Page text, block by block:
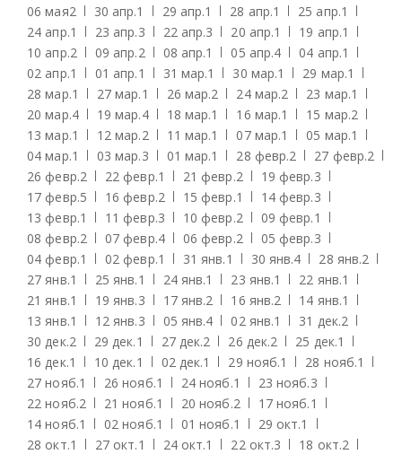
06 мая2 30 апр.1 29 апр.1 28 апр.1 25 апр.1
24 апр.1 23 апр.3 22 апр.3 20 апр.1 19 апр.1
10 апр.2 09 апр.2 08 апр.1 05 апр.4 04 апр.1
02 апр.1 01 апр.1 31 мар.1 30 мар.1 29 мар.1
28 мар.1 27 мар.1 26 мар.2 24 мар.2 23 мар.1
20 мар.4 19 мар.4 18 мар.1 16 мар.1 15 мар.2
13 мар.1 12 мар.2 11 мар.1 07 мар.1 05 мар.1
04 мар.1 03 мар.3 01 мар.1 28 февр.2 27 февр.2
26 февр.2 22 февр.1 21 февр.2 19 февр.3
17 февр.5 16 февр.2 15 февр.1 14 февр.3
13 февр.1 11 февр.3 10 февр.2 09 февр.1
08 февр.2 07 февр.4 06 февр.2 05 февр.3
04 февр.1 02 февр.1 31 янв.1 30 янв.4 28 янв.2
27 янв.1 25 янв.1 24 янв.1 23 янв.1 22 янв.1
21 янв.1 19 янв.3 17 янв.2 16 янв.2 14 янв.1
13 янв.1 12 янв.3 05 янв.4 02 янв.1 31 дек.2
30 дек.2 29 дек.1 27 дек.2 26 дек.2 25 дек.1
16 дек.1 10 дек.1 02 дек.1 29 нояб.1 28 нояб.1
27 нояб.1 26 нояб.1 24 нояб.1 23 нояб.3
22 нояб.2 21 нояб.1 20 нояб.2 17 нояб.1
14 нояб.1 02 нояб.1 01 нояб.1 29 окт.1
28 окт.1 27 окт.1 24 окт.1 22 окт.3 18 окт.2